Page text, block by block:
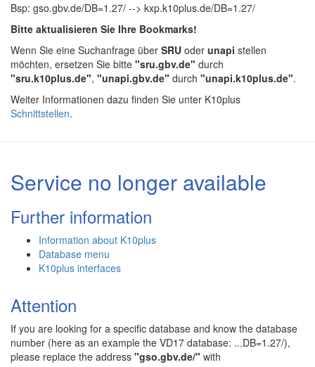
Bsp: gso.gbv.de/DB=1.27/ --> kxp.k10plus.de/DB=1.27/
Bitte aktualisieren Sie Ihre Bookmarks!
Wenn Sie eine Suchanfrage über SRU oder unapi stellen
möchten, ersetzen Sie bitte "sru.gbv.de" durch
"sru.k10plus.de", "unapi.gbv.de" durch "unapi.k10plus.de".
Weiter Informationen dazu finden Sie unter K10plus
Schnittstellen.
Service no longer available
Further information
Information about K10plus
Database menu
K10plus interfaces
Attention
If you are looking for a specific database and know the database
number (here as an example the VD17 database: ...DB=1.27/),
please replace the address "gso.gbv.de/" with